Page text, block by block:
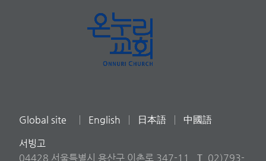
Global site English 日本語 中國語
서빙고
04428 서울특별시 용산구 이촌로 347-11
T 02)793-